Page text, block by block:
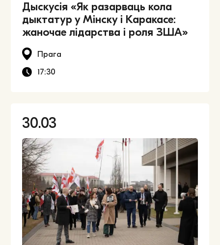
Дыскусія «Як разарваць кола
дыктатур у Мінску і Каракасе:
жаночае лідарства і роля ЗША»
Прага
17:30
30.03